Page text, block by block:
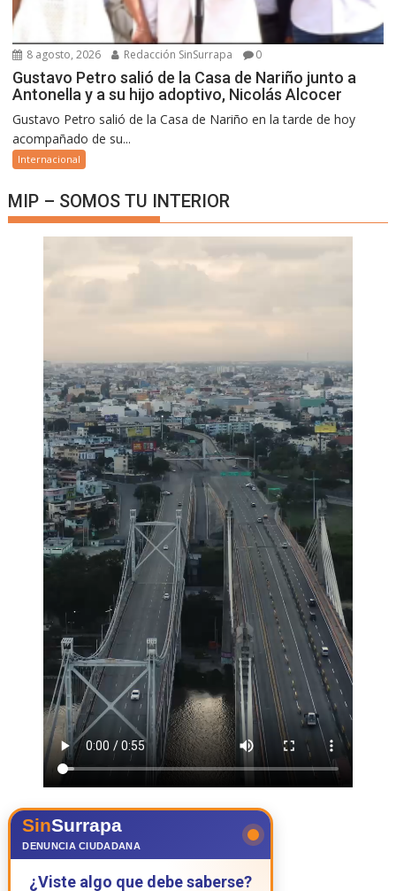
8 agosto, 2026 Redacción SinSurrapa 0
Gustavo Petro salió de la Casa de Nariño junto a
Antonella y a su hijo adoptivo, Nicolás Alcocer
Gustavo Petro salió de la Casa de Nariño en la tarde de hoy
acompañado de su...
Internacional
MIP – SOMOS TU INTERIOR
SinSurrapa
DENUNCIA CIUDADANA
¿Viste algo que debe saberse?